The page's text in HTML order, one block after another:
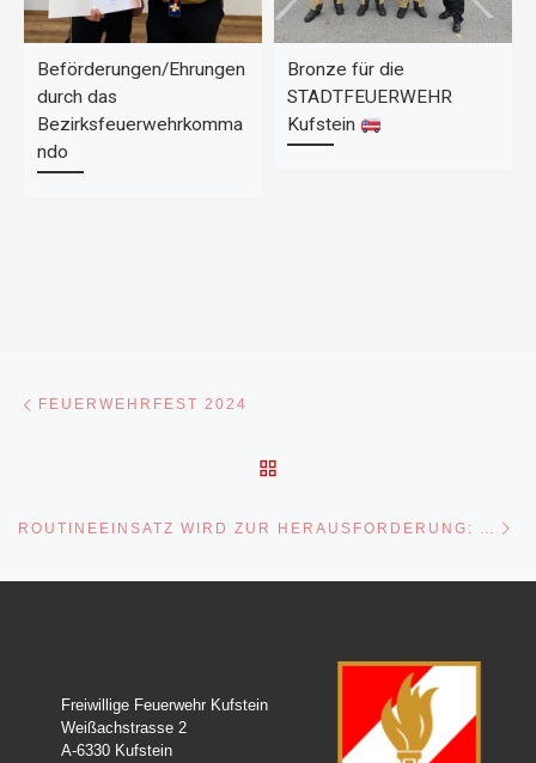
Beförderungen/Ehrungen
durch das
Bezirksfeuerwehrkomma
ndo
Bronze für die
STADTFEUERWEHR
Kufstein
FEUERWEHRFEST 2024
Freiwillige Feuerwehr Kufstein
Weißachstrasse 2
A-6330 Kufstein